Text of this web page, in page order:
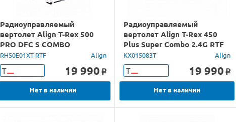
Радиоуправляемый
вертолет Align T-Rex 500
PRO DFC S COMBO
RH50E01XT-RTF Align
Т 19 990 o
Нет в наличии
Радиоуправляемый
вертолет Align T-Rex 450
Plus Super Combo 2.4G RTF
KX015083T Align
Т 19 990 o
Нет в наличии